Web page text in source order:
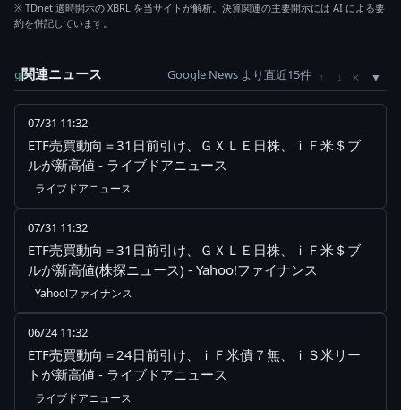
※ TDnet 適時開示の XBRL を当サイトが解析。決算関連の主要開示には AI による要
約を併記しています。
g関連ニュース Google News より直近15件 ↑ ↓ ×
07/31 11:32
ETF売買動向＝31日前引け、ＧＸＬＥ日株、ｉＦ米＄ブ
ルが新高値 - ライブドアニュース
ライブドアニュース
07/31 11:32
ETF売買動向＝31日前引け、ＧＸＬＥ日株、ｉＦ米＄ブ
ルが新高値(株探ニュース) - Yahoo!ファイナンス
Yahoo!ファイナンス
06/24 11:32
ETF売買動向＝24日前引け、ｉＦ米債７無、ｉＳ米リー
トが新高値 - ライブドアニュース
ライブドアニュース